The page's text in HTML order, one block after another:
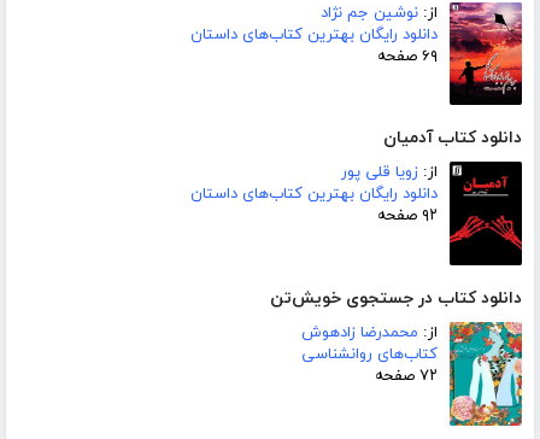
از: نوشین جم نژاد
دانلود رایگان بهترین کتاب‌های داستان
۶۹ صفحه
دانلود کتاب آدمیان
از: زویا قلی پور
دانلود رایگان بهترین کتاب‌های داستان
۹۲ صفحه
دانلود کتاب در جستجوی خویش‌تن
از: محمدرضا زادهوش
کتاب‌های روانشناسی
۷۲ صفحه